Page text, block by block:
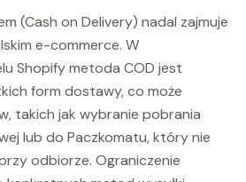
(Cash on Delivery) nadal zajmuje
e-commerce. W
Shopify metoda COD jest
form dostawy, co może
takich jak wybranie pobrania
lub do Paczkomatu, który nie
odbiorze. Ograniczenie